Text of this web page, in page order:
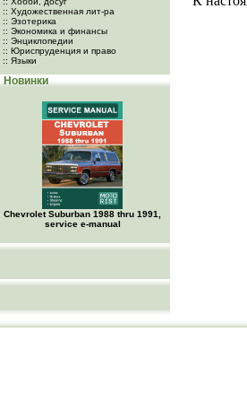
:: Художественная лит-ра
:: Эзотерика
:: Экономика и финансы
:: Энциклопедии
:: Юриспруденция и право
:: Языки
Новинки
Chevrolet Suburban 1988 thru 1991,
service e-manual